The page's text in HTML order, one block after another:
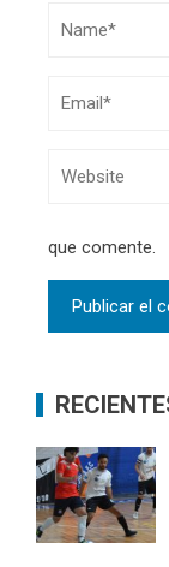
que comente.